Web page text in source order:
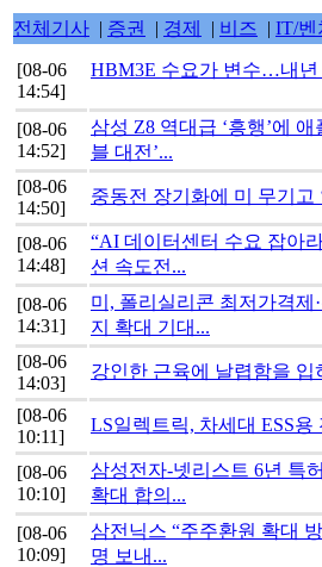
전체기사 | 증권 | 경제 | 비즈 | IT/벤
[08-06
14:54]
HBM3E 수요가 변수…내년
[08-06
14:52]
삼성 Z8 역대급 ‘흥행’에
블 대전’...
[08-06
14:50]
중동전 장기화에 미 무기고
[08-06
14:48]
“AI 데이터센터 수요 잡아
션 속도전...
[08-06
14:31]
미, 폴리실리콘 최저가격
지 확대 기대...
[08-06
14:03]
강인한 근육에 날렵함을 입
[08-06
10:11]
LS일렉트릭, 차세대 ESS
[08-06
10:10]
삼성전자-넷리스트 6년 특
확대 합의...
[08-06
10:09]
삼전닉스 “주주환원 확대
명 보내...